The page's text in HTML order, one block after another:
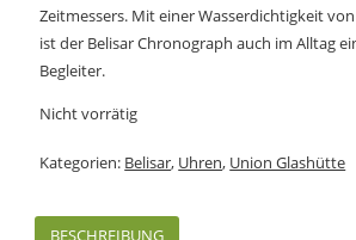
Zeitmessers. Mit einer Wasserdichtigkeit
ist der Belisar Chronograph auch im Alltag
Begleiter.
Nicht vorrätig
Kategorien: Belisar, Uhren, Union Glashütte
BESCHREIBUNG